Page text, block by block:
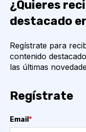
¿Quieres
destacado
Regístrate para
contenido
las últimas
Regístrate
Email*